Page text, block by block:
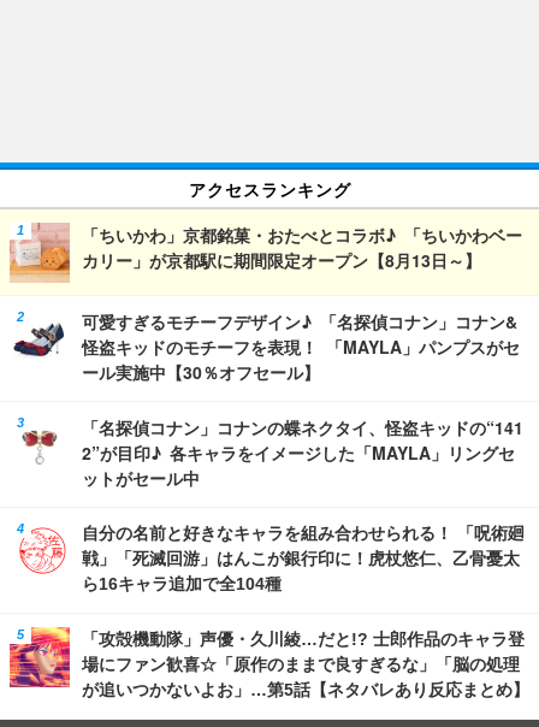
アクセスランキング
「ちいかわ」京都銘菓・おたべとコラボ♪ 「ちいかわベー
カリー」が京都駅に期間限定オープン【8月13日～】
可愛すぎるモチーフデザイン♪ 「名探偵コナン」コナン&
怪盗キッドのモチーフを表現！ 「MAYLA」パンプスがセ
ール実施中【30％オフセール】
「名探偵コナン」コナンの蝶ネクタイ、怪盗キッドの“141
2”が目印♪ 各キャラをイメージした「MAYLA」リングセ
ットがセール中
自分の名前と好きなキャラを組み合わせられる！ 「呪術廻
戦」「死滅回游」はんこが銀行印に！虎杖悠仁、乙骨憂太
ら16キャラ追加で全104種
「攻殻機動隊」声優・久川綾…だと!? 士郎作品のキャラ登
場にファン歓喜☆「原作のままで良すぎるな」「脳の処理
が追いつかないよお」…第5話【ネタバレあり反応まとめ】